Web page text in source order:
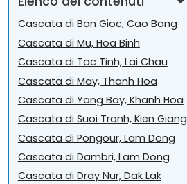
Cascata di Ban Gioc, Cao Bang
Cascata di Mu, Hoa Binh
Cascata di Tac Tinh, Lai Chau
Cascata di May, Thanh Hoa
Cascata di Yang Bay, Khanh Hoa
Cascata di Suoi Tranh, Kien Giang
Cascata di Pongour, Lam Dong
Cascata di Dambri, Lam Dong
Cascata di Dray Nur, Dak Lak